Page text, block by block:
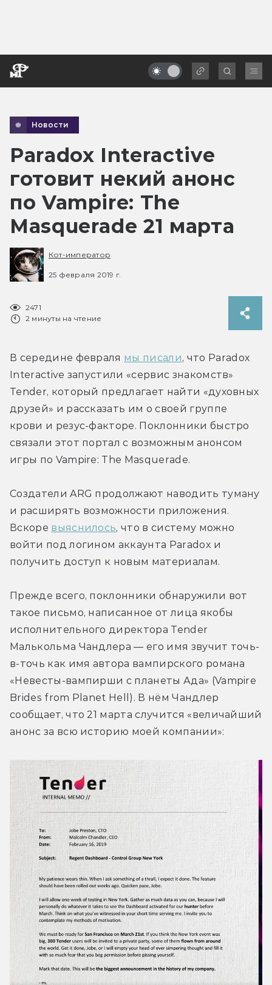
Новости
Paradox Interactive
готовит некий анонс
по Vampire: The
Masquerade 21 марта
Кот-император
25 февраля 2019 г.
2471
2 минуты на чтение
В середине февраля мы писали, что Paradox
Interactive запустили «сервис знакомств»
Tender, который предлагает найти «духовных
друзей» и рассказать им о своей группе
крови и резус-факторе. Поклонники быстро
связали этот портал с возможным анонсом
игры по Vampire: The Masquerade.
Создатели ARG продолжают наводить туману
и расширять возможности приложения.
Вскоре выяснилось, что в систему можно
войти под логином аккаунта Paradox и
получить доступ к новым материалам.
Прежде всего, поклонники обнаружили вот
такое письмо, написанное от лица якобы
исполнительного директора Tender
Малькольма Чандлера — его имя звучит точь-
в-точь как имя автора вампирского романа
«Невесты-вампирши с планеты Ада» (Vampire
Brides from Planet Hell). В нём Чандлер
сообщает, что 21 марта случится «величайший
анонс за всю историю моей компании»: